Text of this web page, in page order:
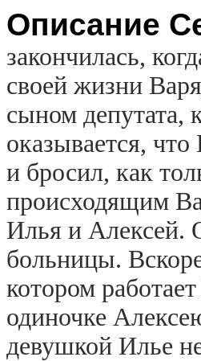
Описание
закончилась,
своей жизни
сыном депутата,
оказывается,
и бросил, как
происходящим
Илья и Алексей.
больницы.
котором
одиночке
девушкой Илье